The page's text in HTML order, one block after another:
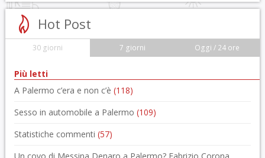
Hot Post
30 giorni 7 giorni Oggi / 24 ore
Più letti
A Palermo c’era e non c’è (118)
Sesso in automobile a Palermo (109)
Statistiche commenti (57)